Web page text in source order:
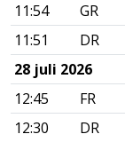
11:54
GR
11:51
DR
28 juli 2026
12:45
FR
12:30
DR